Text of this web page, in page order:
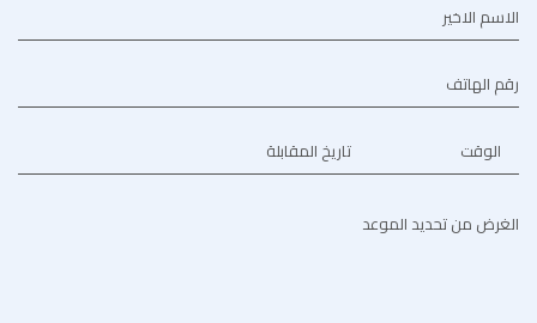
الاسم الاخير
رقم الهاتف
تاريخ المقابلة الوقت
الغرض من تحديد الموعد